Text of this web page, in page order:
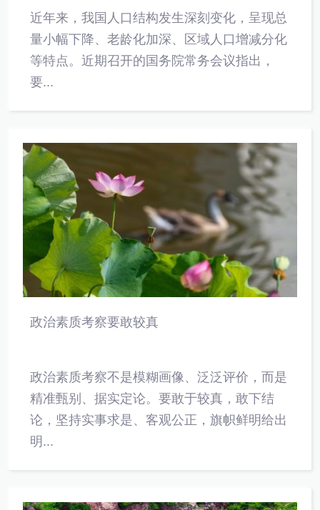
近年来，我国人口结构发生深刻变化，呈现总
量小幅下降、老龄化加深、区域人口增减分化
等特点。近期召开的国务院常务会议指出，
要...
政治素质考察要敢较真
政治素质考察不是模糊画像、泛泛评价，而是
精准甄别、据实定论。要敢于较真，敢下结
论，坚持实事求是、客观公正，旗帜鲜明给出
明...